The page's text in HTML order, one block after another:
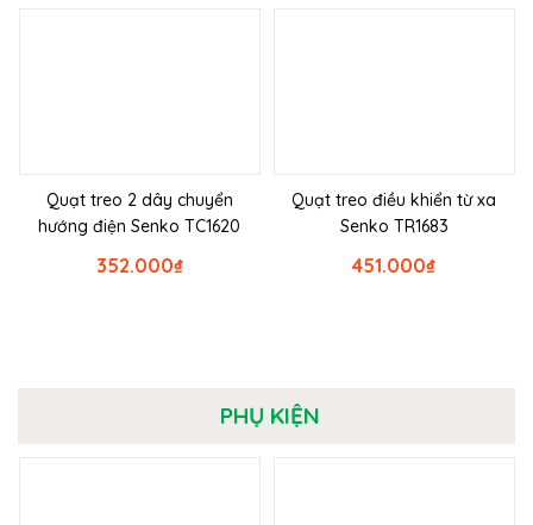
Quạt treo 2 dây chuyển
hướng điện Senko TC1620
₫
352.000
Quạt treo điều khiển từ xa
Senko TR1683
₫
451.000
PHỤ KIỆN